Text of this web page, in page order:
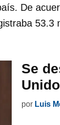
De
Se
por Luis